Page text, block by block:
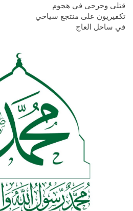
قتلى وجرحى في هجوم
تكفيريون على منتجع سياحي
في ساحل العاج